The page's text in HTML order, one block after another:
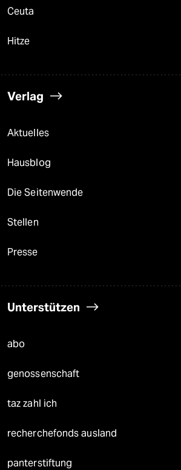
Ceuta
Hitze
Verlag
Aktuelles
Hausblog
Die Seitenwende
Stellen
Presse
Unterstützen
abo
genossenschaft
taz zahl ich
recherchefonds ausland
panterstiftung